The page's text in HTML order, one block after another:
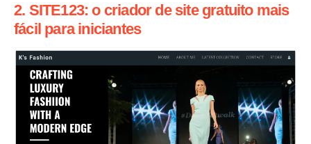
2. SITE123: o criador de site gratuito mais
fácil para iniciantes